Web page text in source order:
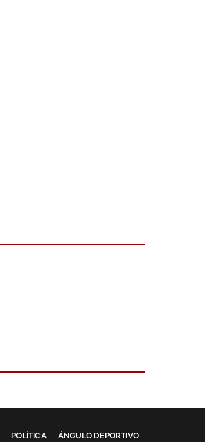
POLÍTICA ÁNGULO DEPORTIVO